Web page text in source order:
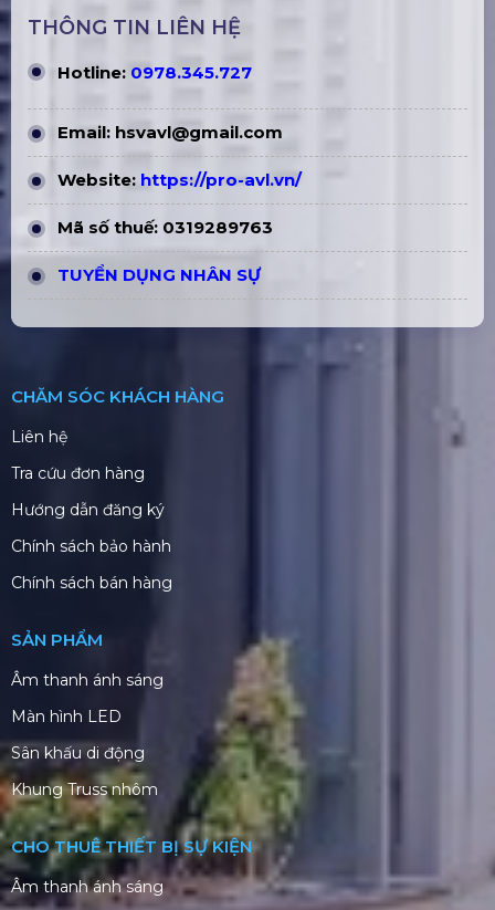
THÔNG TIN LIÊN HỆ
Hotline: 0978.345.727
Email: hsvavl@gmail.com
Website: https://pro-avl.vn/
Mã số thuế: 0319289763
TUYỂN DỤNG NHÂN SỰ
CHĂM SÓC KHÁCH HÀNG
Liên hệ
Tra cứu đơn hàng
Hướng dẫn đăng ký
Chính sách bảo hành
Chính sách bán hàng
SẢN PHẨM
Âm thanh ánh sáng
Màn hình LED
Sân khấu di động
Khung Truss nhôm
CHO THUÊ THIẾT BỊ SỰ KIỆN
Âm thanh ánh sáng